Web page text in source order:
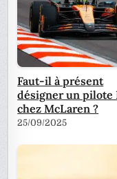
Faut-il à présent
désigner un pilote
chez McLaren ?
25/09/2025